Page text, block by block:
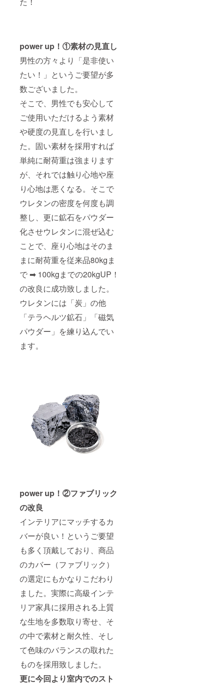
power up！①素材の見直し
男性の方々より「是非使い
たい！」というご要望が多
数ございました。
そこで、男性でも安心して
ご使用いただけるよう素材
や硬度の見直しを行いまし
た。固い素材を採用すれば
単純に耐荷重は強まります
が、それでは触り心地や座
り心地は悪くなる。そこで
ウレタンの密度を何度も調
整し、更に鉱石をパウダー
化させウレタンに混ぜ込む
ことで、座り心地はそのま
まに耐荷重を従来品80kgま
で ➡ 100kgまでの20kgUP！
の改良に成功致しました。
ウレタンには「炭」の他
「テラヘルツ鉱石」「磁気
パウダー」を練り込んでい
ます。
power up！②ファブリック
の改良
インテリアにマッチするカ
バーが良い！というご要望
も多く頂戴しており、商品
のカバー（ファブリック）
の選定にもかなりこだわり
ました。実際に高級インテ
リア家具に採用される上質
な生地を多数取り寄せ、そ
の中で素材と耐久性、そし
て色味のバランスの取れた
ものを採用致しました。
更に今回より室内でのスト